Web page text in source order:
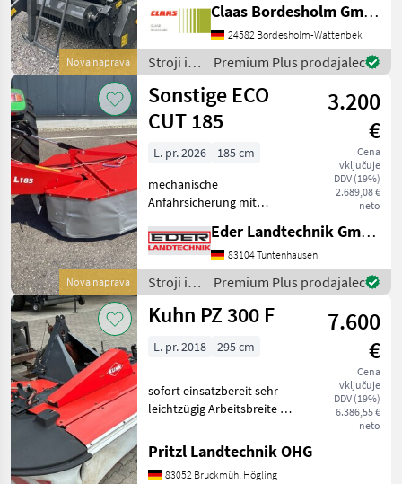
Nova naprava
1, 25 m Presskammerbreite
1, 20 m / in
Serienausrüstung: Pickup:
Aufnahmebreite 2, 10 m / 4
Zinkenreihen, kurvenb
Claas Bordesholm GmbH
24582 Bordesholm-Wattenbek
Stroji in
oprema
za žetev
in
spravilo
/ Claas
Premium Plus prodajalec
Nova naprava
Sonstige ECO
CUT 185
3.200
€
Cena
vključuje
DDV (19%)
2.689,08 €
neto
L. pr. 2026
185 cm
mechanische
Anfahrsicherung mit
Schnitthöhenverstellung
mithilfe von Distanzringen
auf den Mähteller Schlüssel
für Messerschnellwechsel
Arbe
Eder Landtechnik GmbH
83104 Tuntenhausen
Stroji in
oprema
za žetev
spravilo
Sonstige
Premium Plus prodajalec
Kuhn PZ 300 F
7.600
€
Cena
vključuje
DDV (19%)
6.386,55 €
neto
L. pr. 2018 295 cm
sofort einsatzbereit sehr
leichtzügig Arbeitsbreite 2,
1000U/min. 4 Trommeln
Schnitthöhenverstellung 2
Federn für Entlastung
Pritzl Landtechnik OHG
83052 Bruckmühl Högling